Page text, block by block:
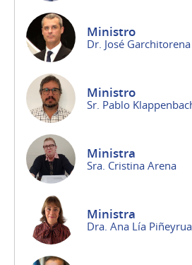
Ministro
Dr. José Garchitorena
Ministro
Sr. Pablo
Ministra
Sra. Cristina Arena
Ministra
Dra. Ana Lía Piñeyrua